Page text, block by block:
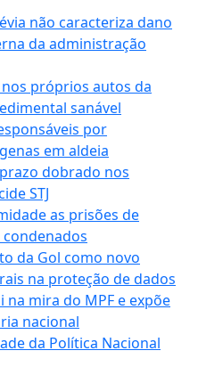
não caracteriza dano
da administração
próprios autos da
sanável
por
em aldeia
dobrado nos
STJ
as prisões de
da Gol como novo
na proteção de dados
na mira do MPF e expõe
nacional
da Política Nacional